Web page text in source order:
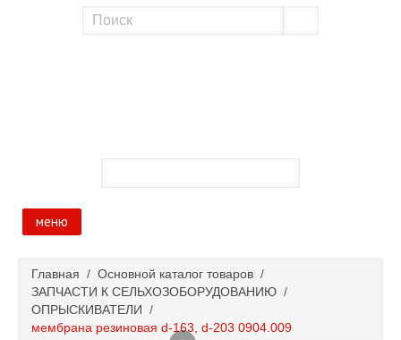
меню
Основной каталог товаров
Главная / Основной каталог товаров /
ЗАПЧАСТИ К СЕЛЬХОЗОБОРУДОВАНИЮ /
ОПРЫСКИВАТЕЛИ /
мембрана резиновая d-163, d-203 0904.009